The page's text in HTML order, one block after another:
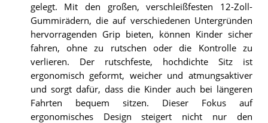
gelegt. Mit den großen, verschleißfesten 12-Zoll-
Gummirädern, die auf verschiedenen Untergründen
hervorragenden Grip bieten, können Kinder sicher
fahren, ohne zu rutschen oder die Kontrolle zu
verlieren. Der rutschfeste, hochdichte Sitz ist
ergonomisch geformt, weicher und atmungsaktiver
und sorgt dafür, dass die Kinder auch bei längeren
Fahrten bequem sitzen. Dieser Fokus auf
ergonomisches Design steigert nicht nur den